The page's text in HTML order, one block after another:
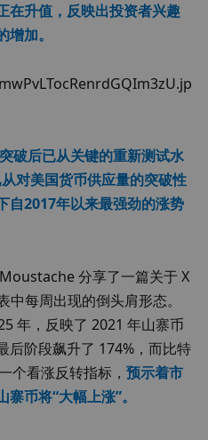
在升值，反映出投资者兴趣
加。
破后已从关键的重新测试水
对美国货币供应量的突破性
自2017年以来最强劲的涨势
分享了一篇关于 X
中每周出现的倒头肩形态。
年，反映了 2021 年山寨币
后阶段飙升了 174%，而比特
个看涨反转指标，预示着市
币将“大幅上涨”。